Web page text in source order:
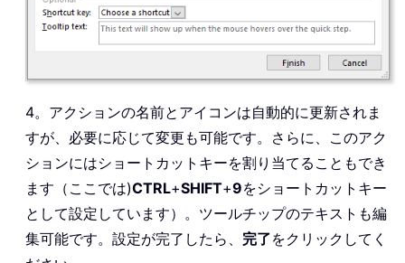
4。アクションの名前とアイコンは自動的に更新されま
すが、必要に応じて変更も可能です。さらに、このアク
ションにはショートカットキーを割り当てることもでき
ます（ここでは)CTRL+SHIFT+9をショートカットキー
として設定しています）。ツールチップのテキストも編
集可能です。設定が完了したら、 完了をクリックしてく